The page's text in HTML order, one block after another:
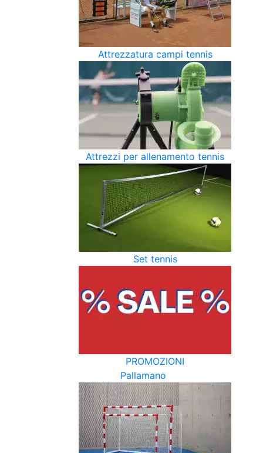
Attrezzatura campi tennis
Attrezzi per allenamento tennis
Set tennis
PROMOZIONI
Pallamano